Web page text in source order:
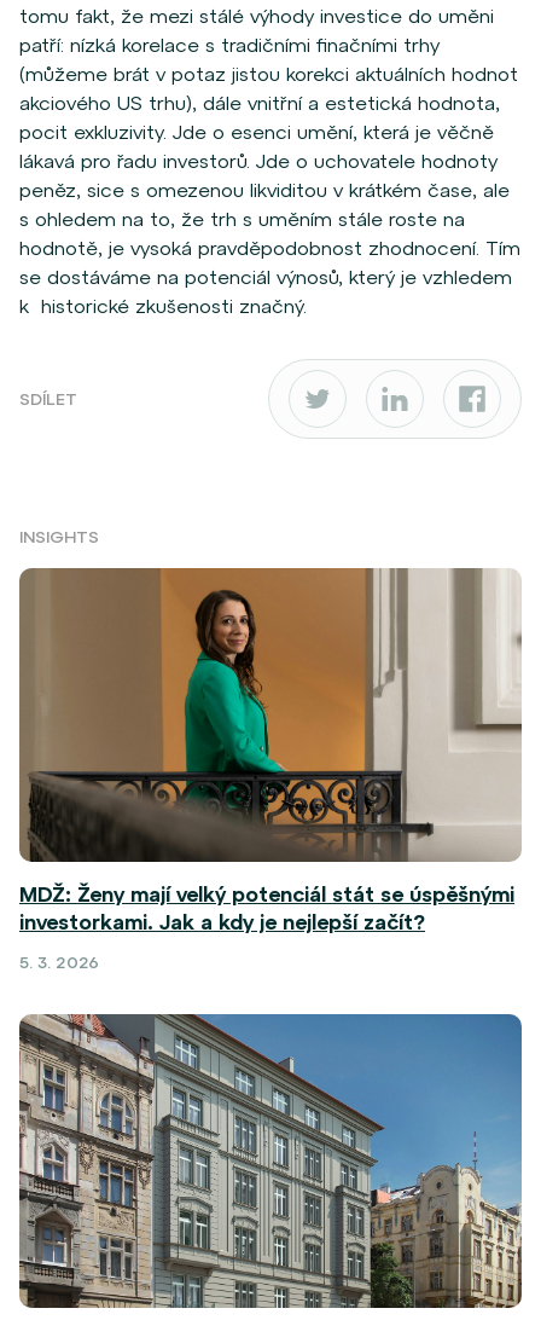
SDÍLET
tomu fakt, že mezi stálé výhody investice do uměni
patří: nízká korelace s tradičními finačními trhy
(můžeme brát v potaz jistou korekci aktuálních hodnot
akciového US trhu), dále vnitřní a estetická hodnota,
pocit exkluzivity. Jde o esenci umění, která je věčně
lákavá pro řadu investorů. Jde o uchovatele hodnoty
peněz, sice s omezenou likviditou v krátkém čase, ale
s ohledem na to, že trh s uměním stále roste na
hodnotě, je vysoká pravděpodobnost zhodnocení. Tím
se dostáváme na potenciál výnosů, který je vzhledem
k historické zkušenosti značný.
INSIGHTS
MDŽ: Ženy mají velký potenciál stát se úspěšnými
investorkami. Jak a kdy je nejlepší začít?
5. 3. 2026